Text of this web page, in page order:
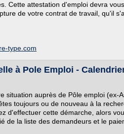
Cette attestation d'emploi devra
de votre contrat de travail, qu'il
type.com
à Pole Emploi -
situation auprès de Pôle emploi (ex-
toujours ou de nouveau à la
d'effectuer cette démarche, alors
de la liste des demandeurs et le